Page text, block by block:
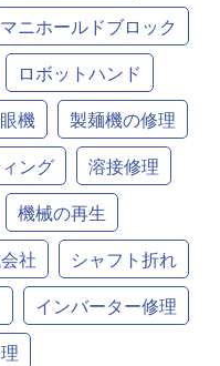
マニホールドブロック
ロボットハンド
機
製麺機の修理
ング
溶接修理
機械の再生
社
シャフト折れ
インバーター修理